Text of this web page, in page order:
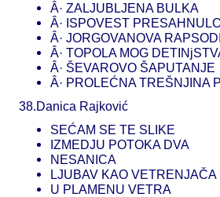
Â· ZALJUBLJENA BULKA
Â· ISPOVEST
Â· JORGOVANOVA
Â· TOPOLA MOG
Â· ŠEVAROVO ŠAPUTANJE
Â· PROLEĆNA TREŠNJINA
38.Danica Rajković
SEĆAM SE TE SLIKE
IZMEDJU POTOKA DVA
NESANICA
LJUBAV KAO VETRENJAČA
U PLAMENU VETRA